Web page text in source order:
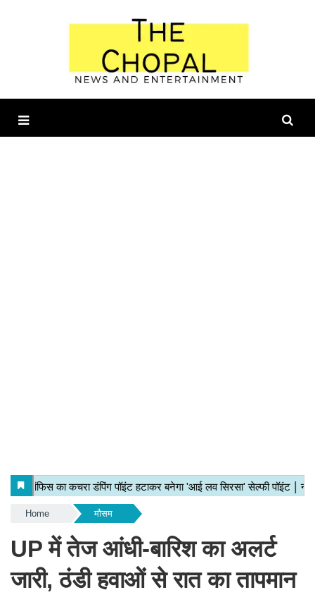
Home मौसम
UP में तेज आंधी-बारिश का अलर्ट
जारी, ठंडी हवाओं से रात का तापमान